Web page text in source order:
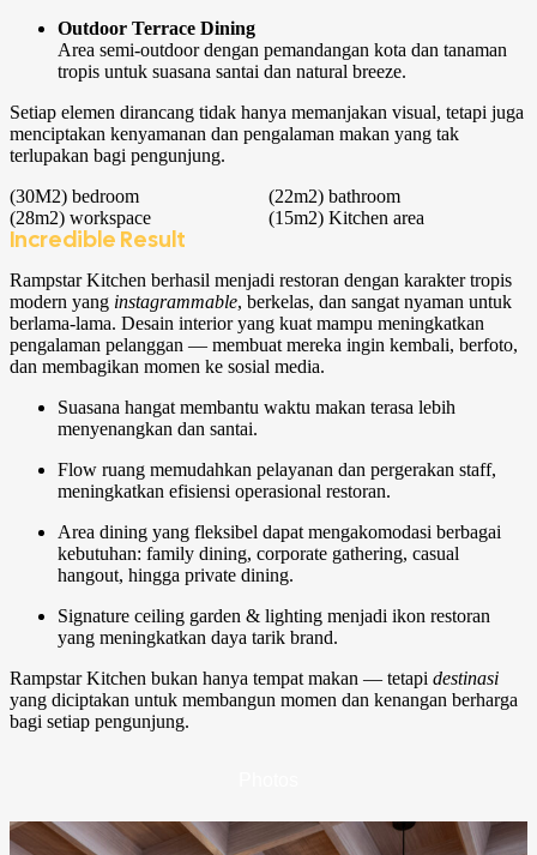
Outdoor Terrace Dining
Area semi-outdoor dengan pemandangan kota dan tanaman
tropis untuk suasana santai dan natural breeze.
Setiap elemen dirancang tidak hanya memanjakan visual, tetapi juga
menciptakan kenyamanan dan pengalaman makan yang tak
terlupakan bagi pengunjung.
(30M2) bedroom (22m2) bathroom
(28m2) workspace (15m2) Kitchen area
Incredible Result
Rampstar Kitchen berhasil menjadi restoran dengan karakter tropis
modern yang instagrammable, berkelas, dan sangat nyaman untuk
berlama-lama. Desain interior yang kuat mampu meningkatkan
pengalaman pelanggan — membuat mereka ingin kembali, berfoto,
dan membagikan momen ke sosial media.
Suasana hangat membantu waktu makan terasa lebih
menyenangkan dan santai.
Flow ruang memudahkan pelayanan dan pergerakan staff,
meningkatkan efisiensi operasional restoran.
Area dining yang fleksibel dapat mengakomodasi berbagai
kebutuhan: family dining, corporate gathering, casual
hangout, hingga private dining.
Signature ceiling garden & lighting menjadi ikon restoran
yang meningkatkan daya tarik brand.
Rampstar Kitchen bukan hanya tempat makan — tetapi destinasi
yang diciptakan untuk membangun momen dan kenangan berharga
bagi setiap pengunjung.